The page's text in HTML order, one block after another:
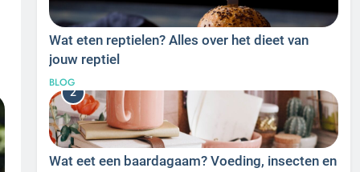
Wat eten reptielen? Alles over het dieet van
jouw reptiel
BLOG
2
Wat eet een baardagaam? Voeding, insecten en